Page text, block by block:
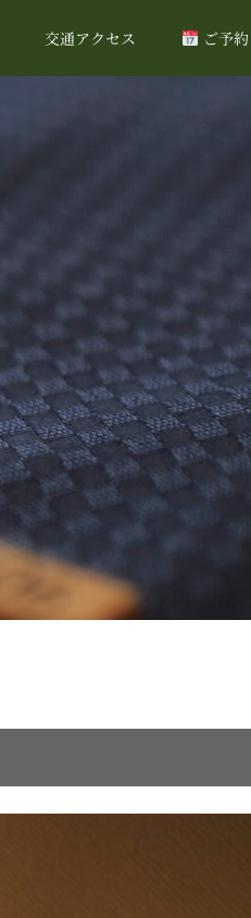
交通アクセス ご予約